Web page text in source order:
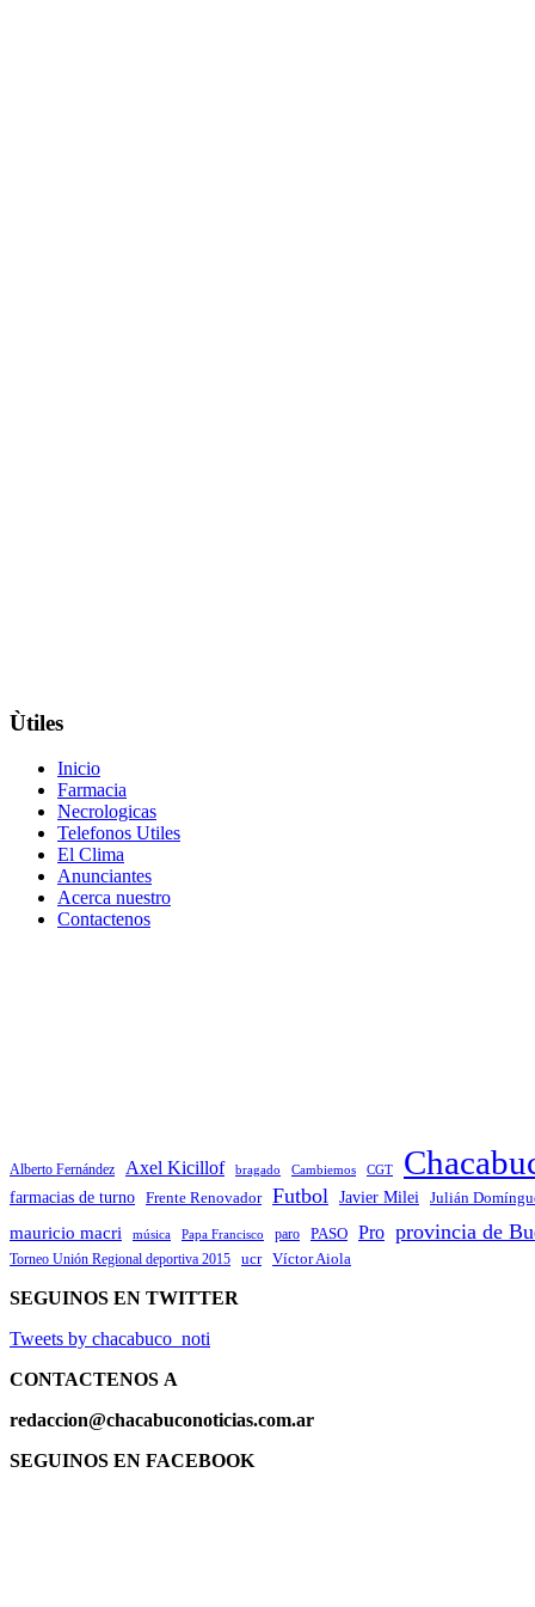
Ùtiles
Inicio
Farmacia
Necrologicas
Telefonos Utiles
El Clima
Anunciantes
Acerca nuestro
Contactenos
Alberto Fernández Axel Kicillof bragado Cambiemos CGT
farmacias de turno Frente Renovador Futbol Javier Milei Julián
mauricio macri
música Papa Francisco paro PASO Pro provincia de
Torneo Unión Regional deportiva 2015 ucr Víctor Aiola
SEGUINOS EN TWITTER
Tweets by chacabuco_noti
CONTACTENOS A
redaccion@chacabuconoticias.com.ar
SEGUINOS EN FACEBOOK